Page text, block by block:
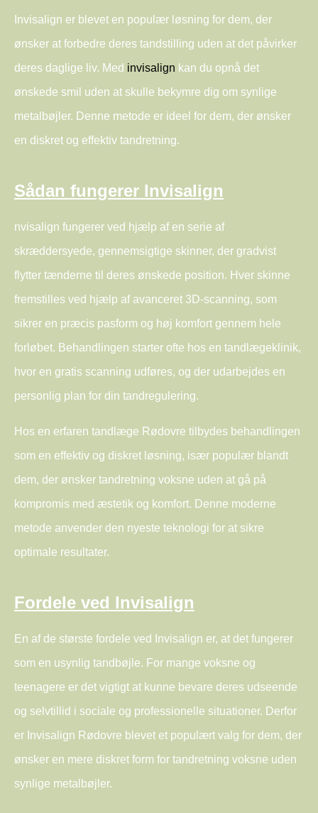
Invisalign er blevet en populær løsning for dem, der
ønsker at forbedre deres tandstilling uden at det påvirker
deres daglige liv. Med invisalign kan du opnå det
ønskede smil uden at skulle bekymre dig om synlige
metalbøjler. Denne metode er ideel for dem, der ønsker
en diskret og effektiv tandretning.
Sådan fungerer Invisalign
nvisalign fungerer ved hjælp af en serie af
skræddersyede, gennemsigtige skinner, der gradvist
flytter tænderne til deres ønskede position. Hver skinne
fremstilles ved hjælp af avanceret 3D-scanning, som
sikrer en præcis pasform og høj komfort gennem hele
forløbet. Behandlingen starter ofte hos en tandlægeklinik,
hvor en gratis scanning udføres, og der udarbejdes en
personlig plan for din tandregulering.
Hos en erfaren tandlæge Rødovre tilbydes behandlingen
som en effektiv og diskret løsning, især populær blandt
dem, der ønsker tandretning voksne uden at gå på
kompromis med æstetik og komfort. Denne moderne
metode anvender den nyeste teknologi for at sikre
optimale resultater.
Fordele ved Invisalign
En af de største fordele ved Invisalign er, at det fungerer
som en usynlig tandbøjle. For mange voksne og
teenagere er det vigtigt at kunne bevare deres udseende
og selvtillid i sociale og professionelle situationer. Derfor
er Invisalign Rødovre blevet et populært valg for dem, der
ønsker en mere diskret form for tandretning voksne uden
synlige metalbøjler.